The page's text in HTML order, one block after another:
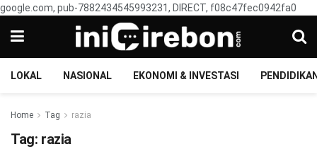
google.com, pub-7882434545993231, DIRECT, f08c47fec0942fa0
LOKAL NASIONAL EKONOMI & INVESTASI
Home Tag razia
Tag: razia